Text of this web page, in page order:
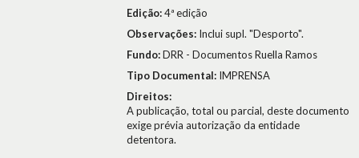
Edição:4ª edição
Observações: Inclui supl. "Desporto".
Fundo:DRR - Documentos Ruella Ramos
Tipo Documental: IMPRENSA
Direitos:
A publicação, total ou parcial, deste documento
exige prévia autorização da entidade
detentora.